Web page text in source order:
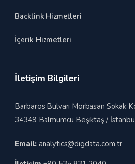
Backlink Hizmetleri
İçerik Hizmetleri
İletişim Bilgileri
Barbaros Bulvarı Morbasan Sokak
34349 Balmumcu Beşiktaş /
Email: analytics@digdata.com.tr